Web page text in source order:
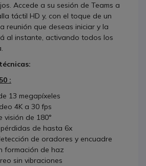
Accede a su sesión de Teams a
táctil HD y, con el toque de un
reunión que deseas iniciar y la
al instante, activando todos los
:
13 megapíxeles
4K a 30 fps
visión de 180°
de hasta 6x
de oradores y encuadre
formación de haz
sin vibraciones